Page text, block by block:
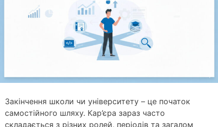
Закінчення школи чи університету – це початок
самостійного шляху. Кар’єра зараз часто
складається з різних ролей, періодів та загалом